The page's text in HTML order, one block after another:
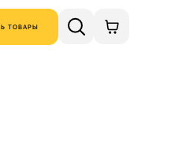
ТОВАРЫ